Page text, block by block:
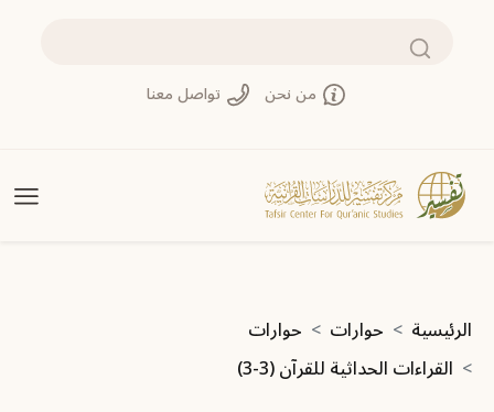
بحث
من نحن تواصل معنا
مسار التنقل
الرئيسية حوارات
حوارات
القراءات الحداثية للقرآن (3-3)